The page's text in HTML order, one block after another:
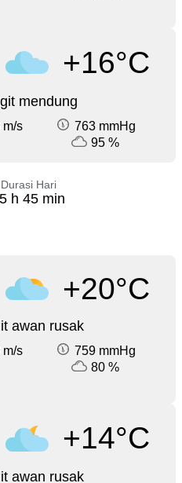
+16°C
mendung
m/s
763 mmHg
95 %
Durasi Hari
h 45 min
+20°C
awan rusak
m/s
759 mmHg
80 %
+14°C
awan rusak